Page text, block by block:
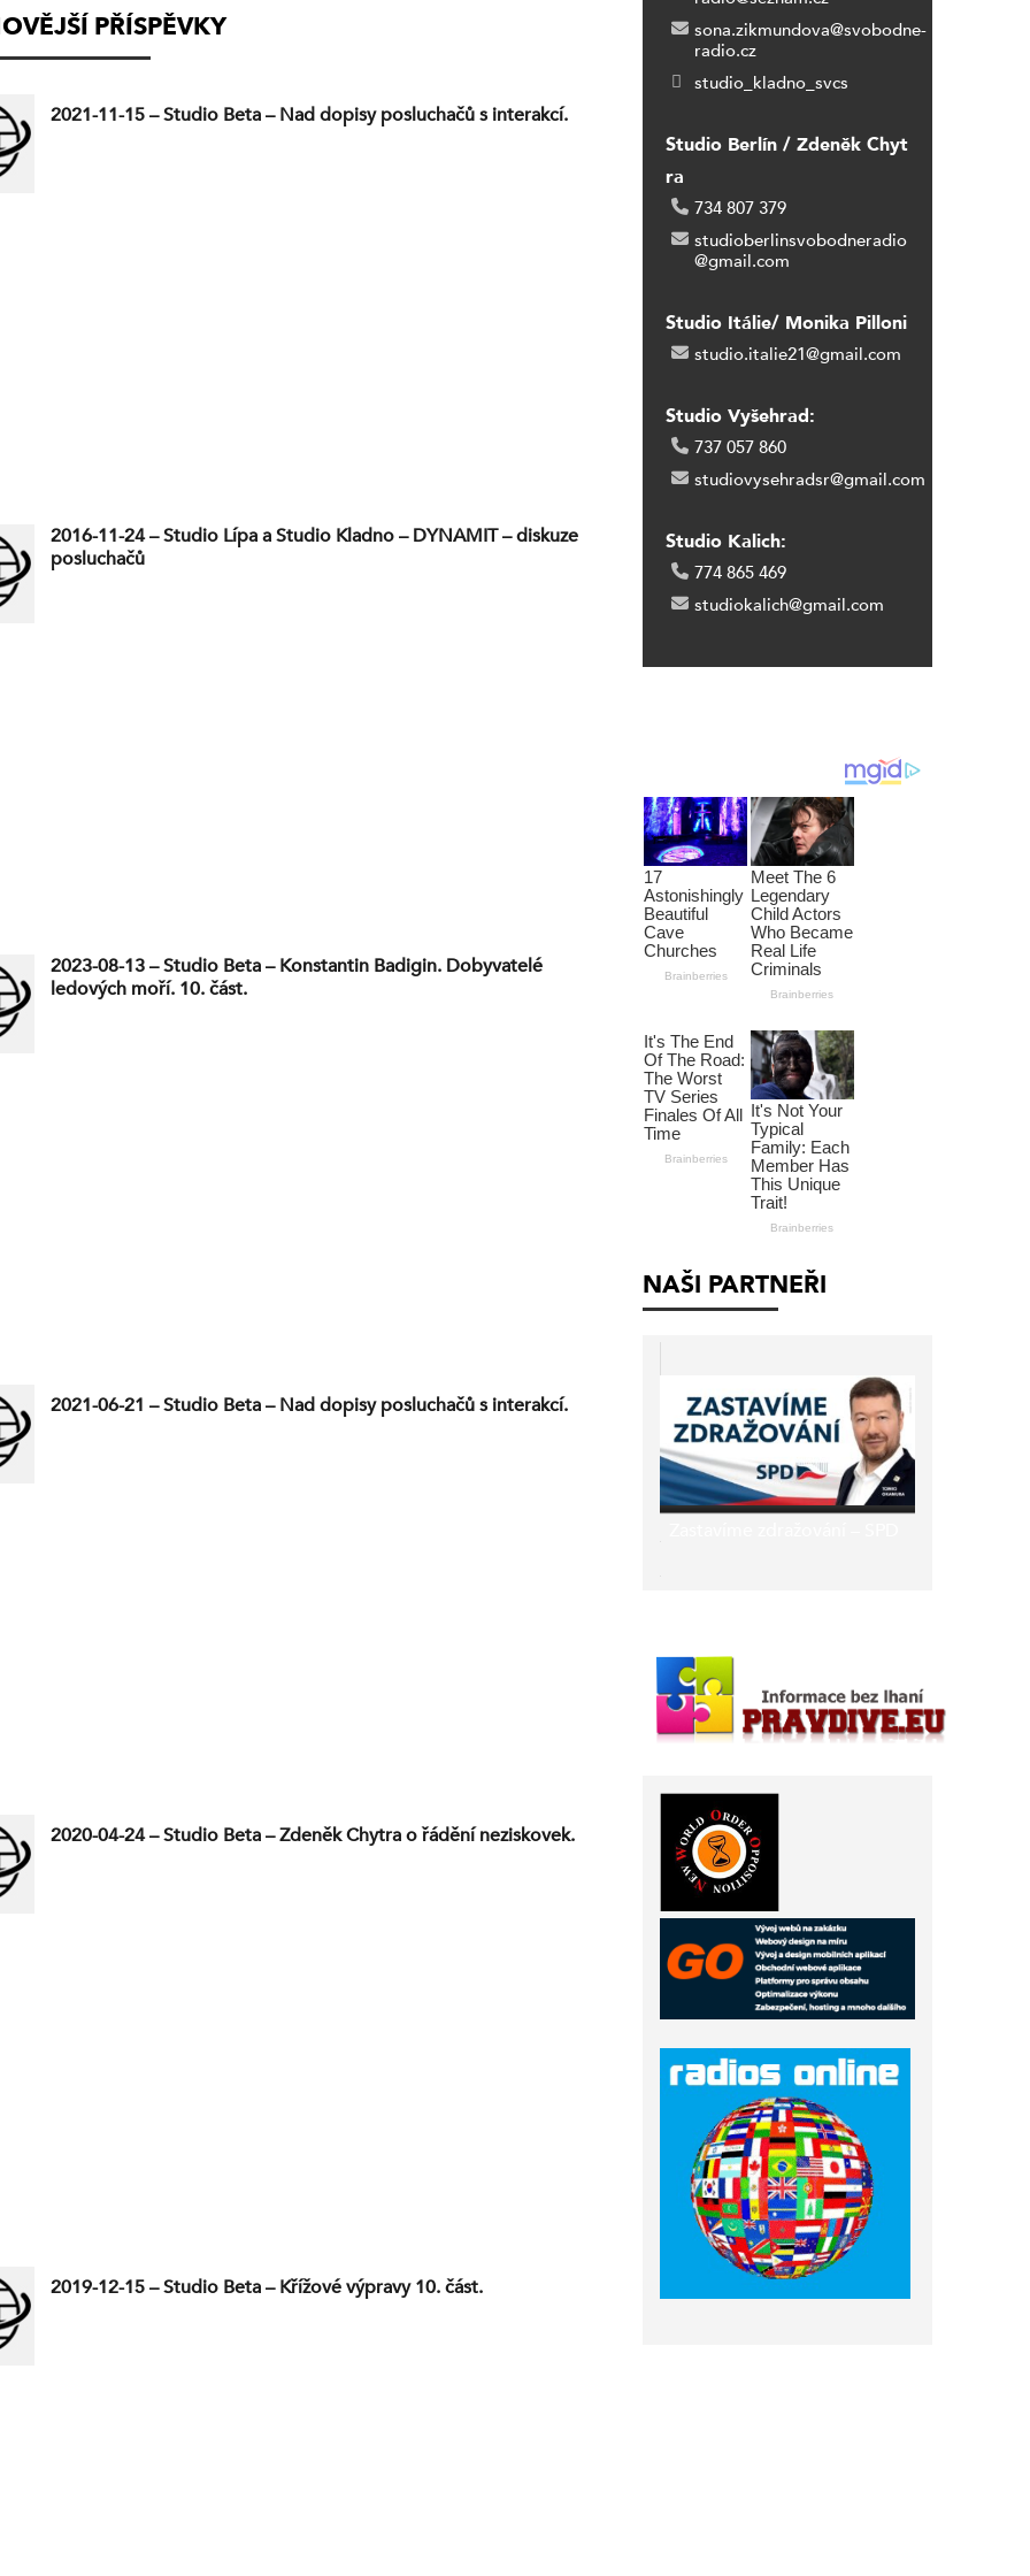
PŘÍSPĚVKY
2021-11-15 – Studio Beta – Nad dopisy posluchačů s interakcí.
2016-11-24 – Studio Lípa a Studio Kladno – DYNAMIT – diskuze
posluchačů
2023-08-13 – Studio Beta – Konstantin Badigin. Dobyvatelé
ledových moří. 10. část.
2021-06-21 – Studio Beta – Nad dopisy posluchačů s interakcí.
2020-04-24 – Studio Beta – Zdeněk Chytra o řádění neziskovek.
2019-12-15 – Studio Beta – Křížové výpravy 10. část.
sona.zikmundova@svobodne-
radio.cz
studio_kladno_svcs
Studio Berlín / Zdeněk Chyt
ra
734 807 379
studioberlinsvobodneradio
@gmail.com
Studio Itálie/ Monika Pilloni
studio.italie21@gmail.com
Studio Vyšehrad:
737 057 860
studiovysehradsr@gmail.com
Studio Kalich:
774 865 469
studiokalich@gmail.com
NAŠI PARTNEŘI